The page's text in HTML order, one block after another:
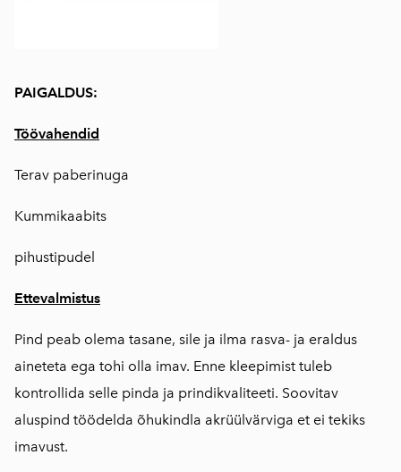
PAIGALDUS:
Töövahendid
Terav paberinuga
Kummikaabits
pihustipudel
Ettevalmistus
Pind peab olema tasane, sile ja ilma rasva- ja eraldus
aineteta ega tohi olla imav. Enne kleepimist tuleb
kontrollida selle pinda ja prindikvaliteeti. Soovitav
aluspind töödelda õhukindla akrüülvärviga et ei tekiks
imavust.